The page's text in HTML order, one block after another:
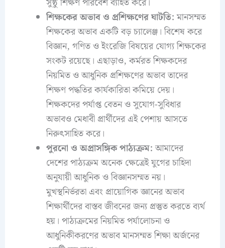
শিক্ষকের অভাব ও প্রশিক্ষণের ঘাটতি: মানসম্মত
শিক্ষকের অভাব একটি বড় চ্যালেঞ্জ। বিশেষ করে
বিজ্ঞান, গণিত ও ইংরেজি বিষয়ের যোগ্য শিক্ষকের
সংকট রয়েছে। এছাড়াও, কর্মরত শিক্ষকদের
নিয়মিত ও আধুনিক প্রশিক্ষণের অভাব তাদের
শিক্ষণ পদ্ধতির কার্যকারিতা কমিয়ে দেয়।
শিক্ষকদের পর্যাপ্ত বেতন ও সুযোগ-সুবিধার
অভাবও মেধাবী প্রার্থীদের এই পেশায় আসতে
নিরুৎসাহিত করে।
পুরনো ও অপ্রাসঙ্গিক পাঠ্যক্রম: আমাদের
দেশের পাঠ্যক্রম অনেক ক্ষেত্রেই যুগের চাহিদা
অনুযায়ী আধুনিক ও বিজ্ঞানসম্মত নয়।
মুখস্থনির্ভরতা এবং প্রায়োগিক জ্ঞানের অভাব
শিক্ষার্থীদের বাস্তব জীবনের জন্য প্রস্তুত করতে ব্যর্থ
হয়। পাঠ্যক্রমের নিয়মিত পর্যালোচনা ও
আধুনিকীকরণের অভাব মানসম্মত শিক্ষা অর্জনের